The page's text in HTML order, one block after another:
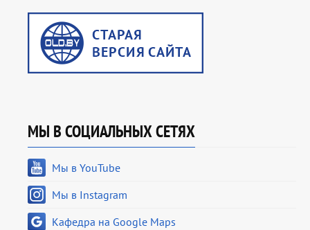
МЫ В СОЦИАЛЬНЫХ СЕТЯХ
Мы в YouTube
Мы в Instagram
Кафедра на Google Maps